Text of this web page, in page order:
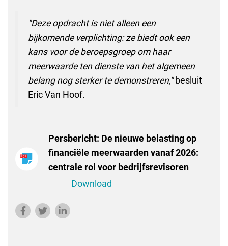
"Deze opdracht is niet alleen een
bijkomende verplichting: ze biedt ook een
kans voor de beroepsgroep om haar
meerwaarde ten dienste van het algemeen
belang nog sterker te demonstreren,"besluit
Eric Van Hoof.
Persbericht: De nieuwe belasting op
financiële meerwaarden vanaf 2026:
centrale rol voor bedrijfsrevisoren
Download